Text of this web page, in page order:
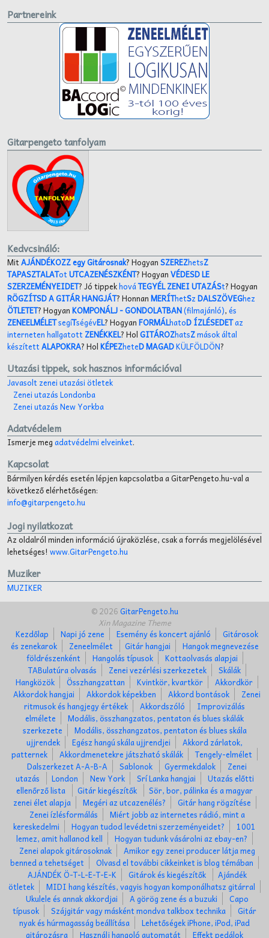
Partnereink
Gitarpengeto tanfolyam
Kedvcsináló:
MitAJÁNDÉKOZZ egy Gitárosnak? HogyanSZEREZhetsZ
TAPASZTALATotUTCAZENÉSZKÉNT? HogyanVÉDESD LE
SZERZEMÉNYEIDET? Jó tippekhováTEGYÉL ZENEI UTAZÁSt? Hogyan
RÖGZÍTSD A GITÁR HANGJÁT? HonnanMERÍThetSzDALSZÖVEGhez
ÖTLETET? HogyanKOMPONÁLJ- GONDOLATBAN(filmajánló),és
ZENEELMÉLETsegíTségévEL? HogyanFORMÁLhatoD ÍZLÉSEDETaz
interneten hallgatott ZENÉKKEL? HolGITÁROZhatsZmások által
készítettALAPOKRA? HolKÉPEZheteD MAGADKÜLFÖLDÖN?
Utazási tippek, sok hasznos információval
Javasolt zenei utazási ötletek
Zenei utazás Londonba
Zenei utazás New Yorkba
Adatvédelem
Ismerje megadatvédelmi elveinket.
Kapcsolat
Bármilyen kérdés esetén lépjen kapcsolatba a GitarPengeto.hu-val a
következő elérhetőségen:
info@gitarpengeto.hu
Jogi nyilatkozat
Az oldalról minden információ újraközlése, csak a forrás megjelölésével
lehetséges! www.GitarPengeto.hu
Muziker
MUZIKER
© 2026GitarPengeto.hu
Xin Magazine Theme
Kezdőlap
Napi jó zene Esemény és koncert ajánló
Gitárosok
és zenekarok
Zeneelmélet Gitár hangjai
Hangok megnevezése
földrészenként
Hangolás típusok
Kottaolvasás alapjai
TABulatúra olvasás
Zenei vezérlési szerkezetek
Skálák
Hangközök
Összhangzattan Kvintkör, kvartkör
Akkordkör
Akkordok hangjai
Akkordok képekben Akkord bontások
Zenei
ritmusok és hangjegy értékek
Akkordszóló
Improvizálás
elmélete
Modális, összhangzatos, pentaton és blues skálák
szerkezete
Modális, összhangzatos, pentaton és blues skála
ujjrendek
Egész hangú skála ujjrendjei
Akkord zárlatok,
patternek
Akkordmenetekre játszható skálák
Tengely-elmélet
Dalszerkezet A-A-B-A
Sablonok Gyermekdalok
Zenei
utazás
London New York Srí Lanka hangjai
Utazás előtti
ellenőrző lista
Gitár kiegészítők
Sör, bor, pálinka és a magyar
zenei élet alapja
Megéri az utcazenélés?
Gitár hang rögzítése
Zenei ízlésformálás
Miért jobb az internetes rádió, mint a
kereskedelmi
Hogyan tudod levédetni szerzeményeidet?
1001
lemez, amit hallanod kell
Hogyan tudunk vásárolni az ebay-en?
Zenei alapok gitárosoknak
Amikor egy zenei producer látja meg
benned a tehetséget
Olvasd el további cikkeinket is blog témában
AJÁNDÉK Ö-T-L-E-T-E-K
Gitárok és kiegészítők
Ajándék
ötletek
MIDI hang készítés, vagyis hogyan komponálhatsz gitárral
Ukulele és annak akkordjai
A görög zene és a buzuki
Capo
típusok
Szájgitár vagy másként mondva talkbox technika
Gitár
nyak és húrmagasság beállítása
Lehetőségek iPhone, iPod, iPad
gitározásra
Használj hangoló automatát Effekt pedálok